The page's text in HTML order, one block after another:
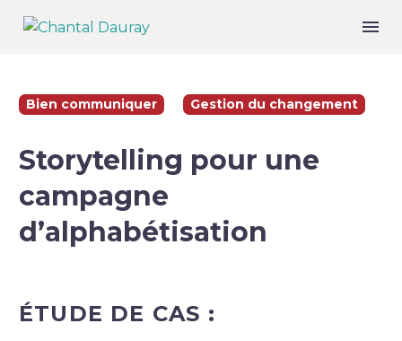
Bien communiquer Gestion du changement
Storytelling pour une
campagne
d’alphabétisation
ÉTUDE DE CAS :